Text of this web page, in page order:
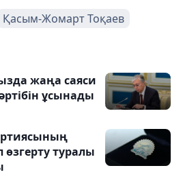
Қасым-Жомарт Тоқаев
жаңа саяси
ұсынады
туралы